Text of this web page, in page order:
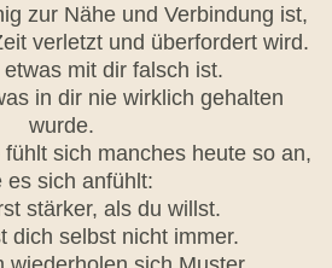
zur Nähe und Verbindung ist,
verletzt und überfordert wird.
mit dir falsch ist.
in dir nie wirklich gehalten
wurde.
sich manches heute so an,
es sich anfühlt:
stärker, als du willst.
dich selbst nicht immer.